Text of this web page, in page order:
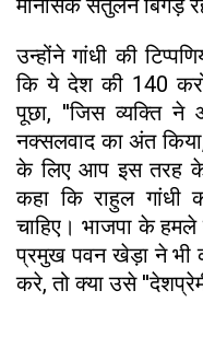
उन्होंने गांधी की
कि ये देश की 140
पूछा, ''जिस व्यक्ति
नक्सलवाद का अंत
के लिए आप इस तरह के
कहा कि राहुल गांधी
चाहिए। भाजपा के
प्रमुख पवन खेड़ा ने भी
करे, तो क्या उसे